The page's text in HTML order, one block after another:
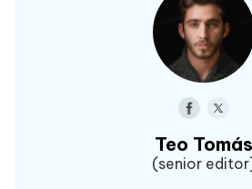
Teo Tomás
(senior